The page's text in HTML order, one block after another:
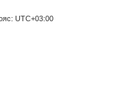
UTC+03:00